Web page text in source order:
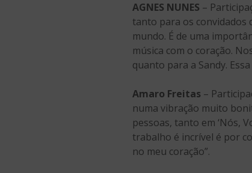
AGNES NUNES –
tanto para os convidados
mundo. É de uma
música com o coração.
quanto para a Sandy.
Amaro Freitas –
numa vibração muito
pessoas, tanto em ‘Nós,
trabalho é incrível é por
no meu coração”.